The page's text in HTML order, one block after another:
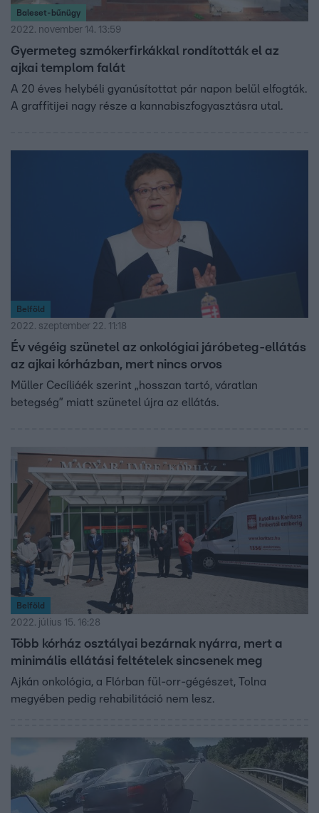
Baleset-bűnügy
2022. november 14. 13:59
Gyermeteg szmókerfirkákkal rondították el az
ajkai templom falát
A 20 éves helybéli gyanúsítottat pár napon belül elfogták.
A graffitijei nagy része a kannabiszfogyasztásra utal.
Belföld
2022. szeptember 22. 11:18
Év végéig szünetel az onkológiai járóbeteg-ellátás
az ajkai kórházban, mert nincs orvos
Müller Cecíliáék szerint „hosszan tartó, váratlan
betegség” miatt szünetel újra az ellátás.
Belföld
2022. július 15. 16:28
Több kórház osztályai bezárnak nyárra, mert a
minimális ellátási feltételek sincsenek meg
Ajkán onkológia, a Flórban fül-orr-gégészet, Tolna
megyében pedig rehabilitáció nem lesz.